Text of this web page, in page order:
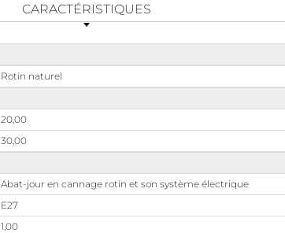
CARACTÉRISTIQUES
Rotin naturel
20,00
30,00
Abat-jour en cannage rotin et son système électrique
E27
1,00